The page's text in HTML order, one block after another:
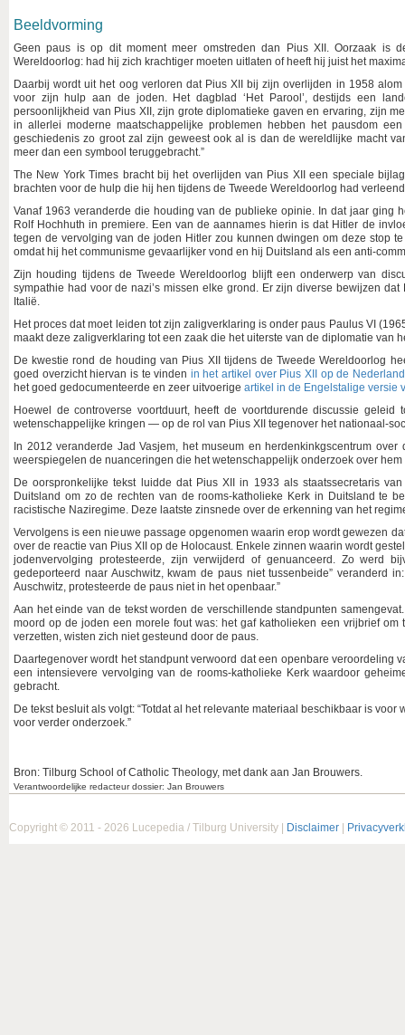
Verantwoordelijke redacteur dossier: Jan Brouwers
Beeldvorming
Geen paus is op dit moment meer omstreden dan Pius XII. Oorzaak is
Wereldoorlog: had hij zich krachtiger moeten uitlaten of heeft hij juist het
Daarbij wordt uit het oog verloren dat Pius XII bij zijn overlijden in 1958
voor zijn hulp aan de joden. Het dagblad ‘Het Parool’, destijds een
persoonlijkheid van Pius XII, zijn grote diplomatieke gaven en ervaring, zijn
in allerlei moderne maatschappelijke problemen hebben het pausdom
geschiedenis zo groot zal zijn geweest ook al is dan de wereldlijke macht
meer dan een symbool teruggebracht.”
The New York Times bracht bij het overlijden van Pius XII een speciale
brachten voor de hulp die hij hen tijdens de Tweede Wereldoorlog had
Vanaf 1963 veranderde die houding van de publieke opinie. In dat jaar ging
Rolf Hochhuth in premiere. Een van de aannames hierin is dat Hitler de
tegen de vervolging van de joden Hitler zou kunnen dwingen om deze stop
omdat hij het communisme gevaarlijker vond en hij Duitsland als een anti-
Zijn houding tijdens de Tweede Wereldoorlog blijft een onderwerp van
sympathie had voor de nazi’s missen elke grond. Er zijn diverse bewijzen
Italië.
Het proces dat moet leiden tot zijn zaligverklaring is onder paus Paulus VI
maakt deze zaligverklaring tot een zaak die het uiterste van de diplomatie van
De kwestie rond de houding van Pius XII tijdens de Tweede Wereldoorlog
goed overzicht hiervan is te vinden in het artikel over Pius XII op de
het goed gedocumenteerde en zeer uitvoerige artikel in de Engelstalige versie
Hoewel de controverse voortduurt, heeft de voortdurende discussie
wetenschappelijke kringen — op de rol van Pius XII tegenover het nationaal-
In 2012 veranderde Jad Vasjem, het museum en herdenkinkgscentrum
weerspiegelen de nuanceringen die het wetenschappelijk onderzoek over
De oorspronkelijke tekst luidde dat Pius XII in 1933 als staatssecretaris
Duitsland om zo de rechten van de rooms-katholieke Kerk in Duitsland te
racistische Naziregime. Deze laatste zinsnede over de erkenning van het
Vervolgens is een nieuwe passage opgenomen waarin erop wordt gewezen
over de reactie van Pius XII op de Holocaust. Enkele zinnen waarin wordt
jodenvervolging protesteerde, zijn verwijderd of genuanceerd. Zo werd
gedeporteerd naar Auschwitz, kwam de paus niet tussenbeide” veranderd
Auschwitz, protesteerde de paus niet in het openbaar.”
Aan het einde van de tekst worden de verschillende standpunten
moord op de joden een morele fout was: het gaf katholieken een vrijbrief om
verzetten, wisten zich niet gesteund door de paus.
Daartegenover wordt het standpunt verwoord dat een openbare veroordeling
een intensievere vervolging van de rooms-katholieke Kerk waardoor
gebracht.
De tekst besluit als volgt: “Totdat al het relevante materiaal beschikbaar is
voor verder onderzoek.”
Bron: Tilburg School of Catholic Theology, met dank aan Jan Brouwers.
Copyright © 2011 - 2026 Lucepedia / Tilburg University | Disclaimer